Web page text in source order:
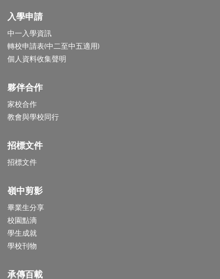
入學申請
中一入學資訊
轉校申請表(中二至中五適用)
個人資料收集聲明
夥伴合作
家校合作
教會與學校同行
招標文件
招標文件
嶺中剪影
畢業生分享
校園點滴
學生成就
學校刊物
承傳百載